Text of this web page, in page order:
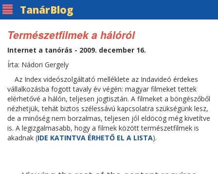
TanárBlog
Természetfilmek a hálóról
Internet a tanórás - 2009. december 16.
Írta: Nádori Gergely
Az Index videószolgáltató melléklete az Indavideó érdekes
vállalkozásba fogott tavaly év végén: magyar filmeket tettek
elérhetővé a hálón, teljesen jogtisztán. A filmeket a böngészőből
nézhetjük, tehát biztos szélessávú kapcsolatra szükségünk lesz,
de a minőség nem borzalmas, teljesen jól eldöcög még kivetítve
is. A legizgalmasabb, hogy a filmek között természetfilmek is
akadnak (IDE KATINTVA ÉRHETŐ EL A LISTA).